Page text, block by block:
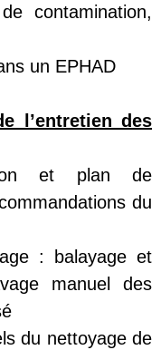
contamination,
un EPHAD
l’entretien des
et plan de
du
: balayage et
manuel des
du nettoyage de